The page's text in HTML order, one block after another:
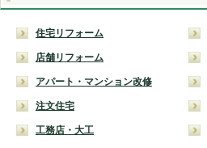
住宅リフォーム
店舗リフォーム
アパート・マンション改修
注文住宅
工務店・大工